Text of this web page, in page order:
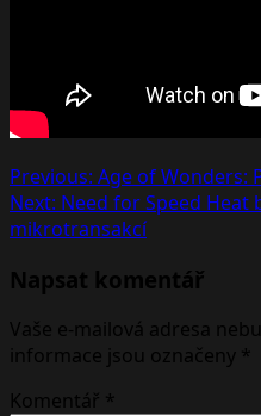
Post
navigation
Previous: Age of Wonders:
Next: Need for Speed Heat
mikrotransakcí
Napsat komentář
Vaše e-mailová adresa
informace jsou označeny *
Komentář *